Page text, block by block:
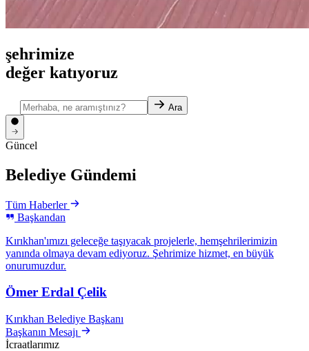
şehrimize
değer katıyoruz
Ara
Güncel
Belediye Gündemi
Tüm Haberler
Başkandan
Kırıkhan'ımızı geleceğe taşıyacak projelerle, hemşehrilerimizin
yanında olmaya devam ediyoruz. Şehrimize hizmet, en büyük
onurumuzdur.
Ömer Erdal Çelik
Kırıkhan Belediye Başkanı
Başkanın Mesajı
İcraatlarımız